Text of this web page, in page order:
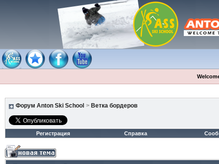
Форум Anton Ski School > Ветка бордеров
Регистрация Справка